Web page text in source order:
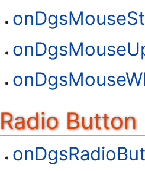
Radio Button